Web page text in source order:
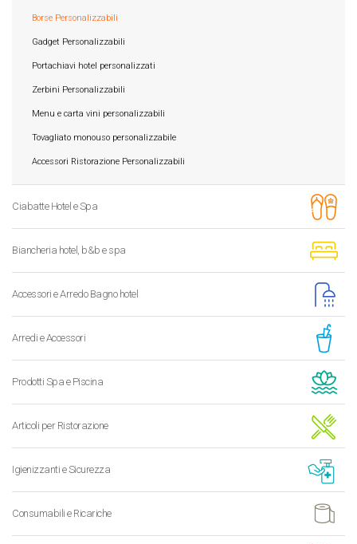
Borse Personalizzabili
Gadget Personalizzabili
Portachiavi hotel personalizzati
Zerbini Personalizzabili
Menu e carta vini personalizzabili
Tovagliato monouso personalizzabile
Accessori Ristorazione Personalizzabili
Ciabatte Hotel e Spa
Biancheria hotel, b&b e spa
Accessori e Arredo Bagno hotel
Arredi e Accessori
Prodotti Spa e Piscina
Articoli per Ristorazione
Igienizzanti e Sicurezza
Consumabili e Ricariche